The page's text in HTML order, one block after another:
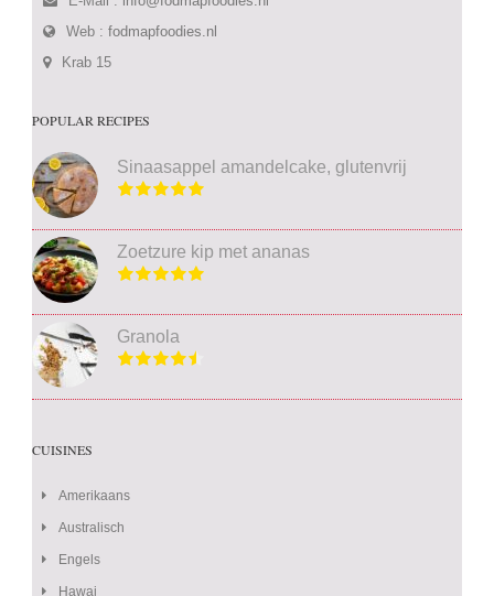
Web :fodmapfoodies.nl
Krab 15
POPULAR RECIPES
Sinaasappel amandelcake, glutenvrij
Zoetzure kip met ananas
Granola
CUISINES
Amerikaans
Australisch
Engels
Hawai